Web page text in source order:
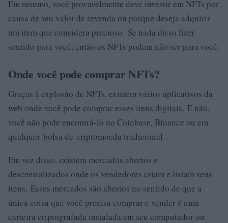
Em resumo, você provavelmente deve investir em NFTs por
causa de seu valor de revenda ou porque deseja adquirir
um item que considera precioso. Se nada disso fizer
sentido para você, então os NFTs podem não ser para você.
Onde você pode comprar NFTs?
Graças à explosão de NFTs, existem vários aplicativos da
web onde você pode comprar esses itens digitais. E não,
você não pode encontrá-lo no Coinbase, Binance ou em
qualquer bolsa de criptomoeda tradicional .
Em vez disso, existem mercados abertos e
descentralizados onde os vendedores criam e listam seus
itens. Esses mercados são abertos no sentido de que a
única coisa que você precisa comprar e vender é uma
carteira criptografada instalada em seu computador ou